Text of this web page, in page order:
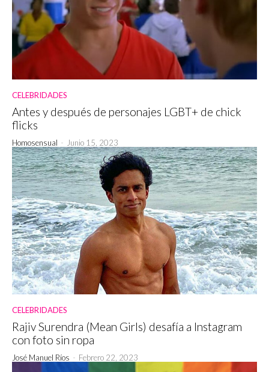
CELEBRIDADES
Antes y después de personajes LGBT+ de chick
flicks
Homosensual - Junio 15, 2023
CELEBRIDADES
Rajiv Surendra (Mean Girls) desafía a Instagram
con foto sin ropa
José Manuel Ríos - Febrero 22, 2023